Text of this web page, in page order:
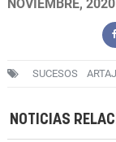
NOVIEMBRE,
SUCESOS
NOTICIAS